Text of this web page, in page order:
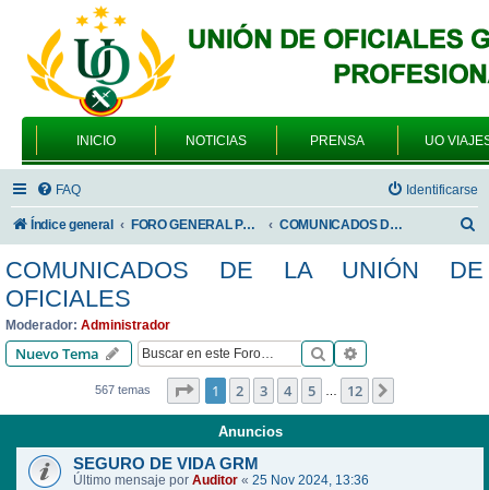
INICIO NOTICIAS PRENSA UO
FAQ Identificarse
Índice general FORO GENERAL PARA TODOS LOS USUARIOS COMUNICADOS DE LA UNIÓN DE OFICIALES
s
COMUNICADOS DE LA UNIÓN DE
OFICIALES
Moderador: Administrador
Nuevo Tema Buscar
567 temas Página de 12
1 2 3 4 5 … 12
Anuncios
SEGURO DE VIDA GRM
Último mensaje por Auditor « 25 Nov 2024, 13:36